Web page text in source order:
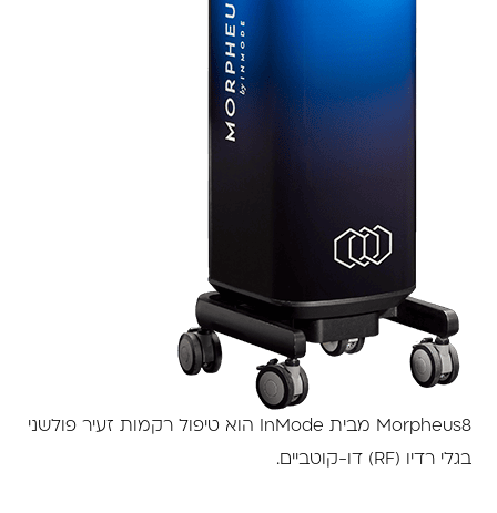
Morpheus8 מבית InMode הוא טיפול רקמות זעיר פולשני
בגלי רדיו (RF) דו-קוטביים.